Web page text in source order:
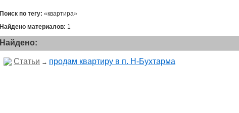
Поиск по тегу: «квартира»
Найдено материалов: 1
Найдено:
Статьи → продам квартиру в п. Н-Бухтарма